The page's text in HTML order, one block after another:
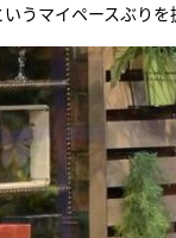
うマイペースぶりを